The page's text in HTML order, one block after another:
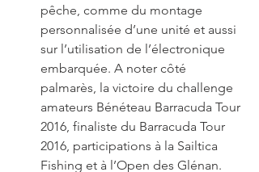
pêche, comme du montage
personnalisée d’une unité et aussi
sur l’utilisation de l’électronique
embarquée. A noter côté
palmarès, la victoire du challenge
amateurs Bénéteau Barracuda Tour
2016, finaliste du Barracuda Tour
2016, participations à la Sailtica
Fishing et à l’Open des Glénan.